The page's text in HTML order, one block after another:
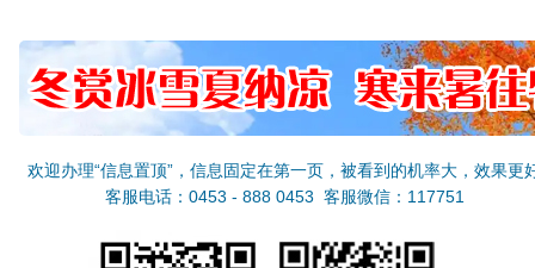
欢迎办理“信息置顶”，信息固定在第一页，被看到的机率大，效果更
客服电话：0453 - 888 0453 客服微信：117751